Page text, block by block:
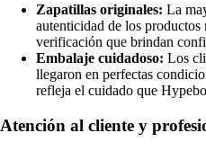
Zapatillas originales: La
autenticidad de los
verificación que brindan
Embalaje cuidadoso: Los
llegaron en perfectas
refleja el cuidado que
Atención al cliente y